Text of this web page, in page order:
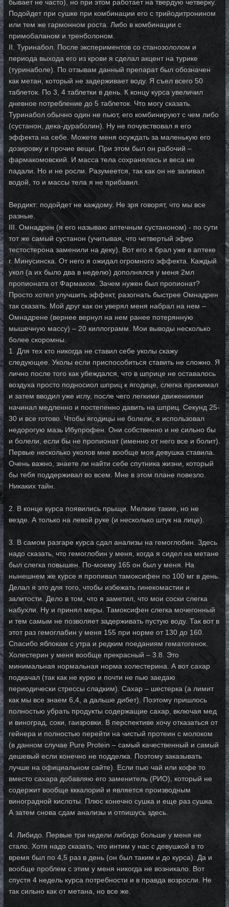
бывает не часто), но при этом работает на твердую четверку.
Подойдет при сушке при комбинации его с трийодитронином
или тем же гармонном роста. Либо в комбинации с
примобаланом и тренболоном.
II. Туринабол. После экспериментов со станозололом и
периода выхода его из крови я сделал акцент на турике
(туринаболе). По отзывам данный препарат был обозначен
как метан, который не задерживает воду. Я съел всего 50
таблеток. По 3, 4 таблетки в день. К концу курса увеличил
дневное потребление до 5 таблеток. Что могу сказать.
Туринабол обычно один не пьют, его комбинируют с чем либо
(сустанон, дека-дураболин). Ну не почувствовал я его
эффекта на себе. Можете меня осуждать за маленькую его
дозировку и прочие вещи. При этом был он рабочий –
фармакомовский. И масса тела сохранялась и веса не
падали. Но и не росли. Разумеется, так как он не заливал
водой, то и массы тела я не прибавил.
Вердикт: подойдет не каждому. Не зря говорят, что мы все
разные.
III. Омнадрен (я его называю аптечным сустаноном) - по сути
тот же самый сустанон (учитывая, что четвертый эфир
тестостерона заменили на деку). Вот его я брал уже в аптеке
г. Минусинска. От него я ожидал огромного эффекта. Каждый
укол (а их было два в неделю) дополнялся у меня 2мл
пропионата от Фармаком. Зачем нужен был пропионат?
Просто хотел улучшить эффект, разогнать быстрее Омнадрен
так сказать. Мой друг как он уверял меня набрал на нем –
Омнадрене (вернее вернул на нем ранее потерянную
мышечную массу) – 20 киллограмм. Мои выводы несколько
более скоромны.
1. Для тех кто никогда не ставил себе уколы скажу
следующее. Уколы если приспособиться ставить не сложно. Я
лично после того как убеждался, что в шприце не оставалось
воздуха просто подносиол шприц к ягодице, слегка прижимал
и затем вводил уже иглу, после чего легкими движениями
начинал медленно и постепенно давить на шприц. Секунд 25-
30 и все готово. Чтобы ягодицы не болели, я использовал
недорогую мазь Ибупрофен. Они собственно и не сильно бы
и болели, если бы не пропионат (именно от него все и болит).
Первые несколько уколов мне вообще моя девушка ставила.
Очень важно, знаете ли найти себе спутника жизни, который
бы тебя поддерживал во всем. Мне в этом плане повезло.
Никаких тайн.
2. В конце курса появились прыщи. Мелкие такие, но не
везде. А только на левой руке (и несколько штук на лице).
3. В самом разгаре курса сдал анализы на гемоглобин. Здесь
надо сказать, что гемоглобин у меня, когда я сидел на метане
был слегка повышен. По-моему 165 он был у меня. На
нынешнем же курсе я пропивал тамоксифен по 100 мг в день.
Делал я это для того, чтобы избежать гинекомастии и
залитости. Дело в том, что я заметил, что мои соски слегка
набухли. Ну и принял меры. Тамоксифен слегка мочегонный
и тем самым не позволяет задерживать пустую воду. Так вот в
этот раз гемоглабин у меня 155 при норме от 130 до 160.
Спасибо яблокам с утра и редким поеданиям гематогенок.
Холестерин у меня вообще прекрасный – 3.8. Это
минимальная нормальная норма холестерина. А вот сахар
подкачал (так как не курю и почти не пью заедаю
периодически стрессы сладким). Сахар – шестерка (а лимит
как мы все знаем 6,4, а дальше дибет). Поэтому пришлось
полностью убрать продукты содержащие сахар, включая мед
и виноград, соки, гаизровки. В перспективе хочу отказаться от
гейнера и полностью перейти на чистый протеин с молоком
(в данном случае Pure Protein – самый качественный и самый
дешевый если конечно не подделка. Поэтому заказывать
лучше на официальном сайте). Если пью чай или кофе то
вместо сахара добавляю его заменитель (РИО), который не
содержит вообще кккалорий и является производным
виноградной кислоты. Плюс конечно сушка и еще раз сушка.
А затем снова сдам анализы и отпишусь здесь.
4. Либидо. Первые три недели либидо больше у меня не
стало. Хотя надо сказать, что интим у нас с девушкой в то
время был по 4,5 раз в день (он был таким и до курса). Да и
вообще проблем с этим у меня никогда не возникало. Вот
спустя 4 недель курса потребности и в правда возросли. Не
так сильно как от метана, но все же.